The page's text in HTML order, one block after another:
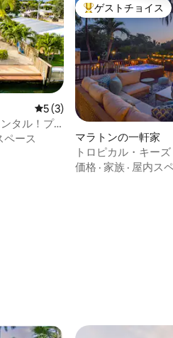
レビュー3件、5つ星中5つ星
5 (3)
タル！プ
ジ
ペース
大好評のゲストチ
ゲストチョイス
マラトンの一軒家
トロピカル・キー
| ジャグジー | 映画館
価格 · 家族 · 屋内ス